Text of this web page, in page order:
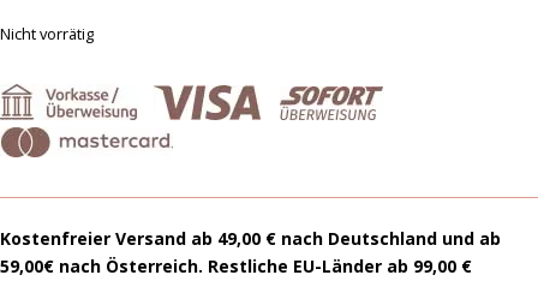
Nicht vorrätig
Kostenfreier Versand ab 49,00 € nach Deutschland und ab
59,00€ nach Österreich. Restliche EU-Länder ab 99,00 €